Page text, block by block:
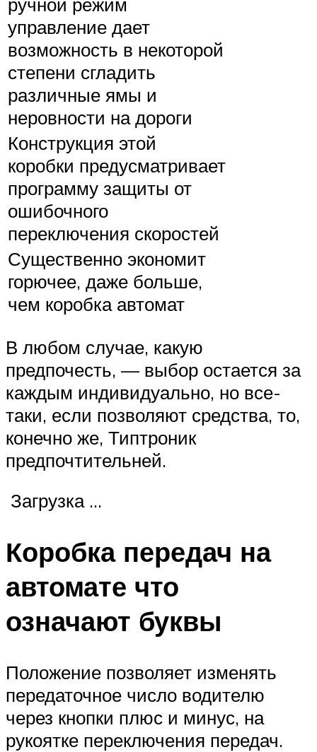
управление дает
возможность в некоторой
степени сгладить
различные ямы и
неровности на дороги
Конструкция этой
коробки предусматривает
программу защиты от
ошибочного
переключения скоростей
Существенно экономит
горючее, даже больше,
чем коробка автомат
В любом случае, какую
предпочесть, — выбор остается за
каждым индивидуально, но все-
таки, если позволяют средства, то,
конечно же, Типтроник
предпочтительней.
Загрузка …
Коробка передач на
автомате что
означают буквы
Положение позволяет изменять
передаточное число водителю
через кнопки плюс и минус, на
рукоятке переключения передач.